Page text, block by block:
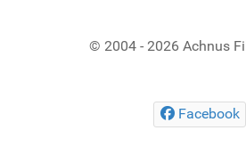
© 2004 - 2026 Achnus
Facebook